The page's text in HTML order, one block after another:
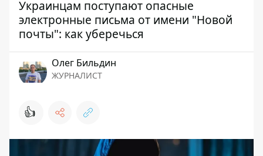
Украинцам поступают опасные
электронные письма от имени "Новой
почты": как уберечься
Олег Бильдин
ЖУРНАЛИСТ
👍